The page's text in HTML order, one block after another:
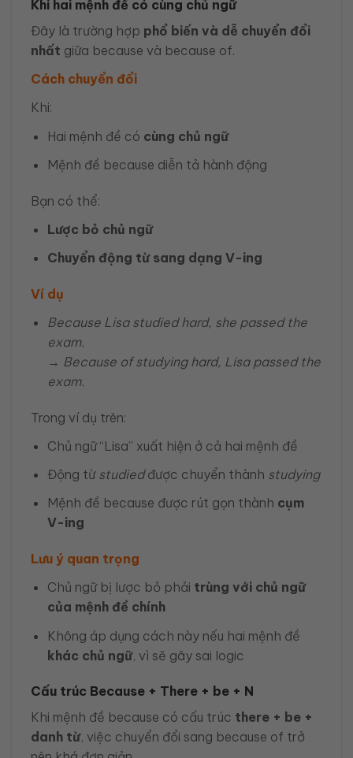
Khi hai mệnh đề có cùng chủ ngữ
Đây là trường hợp phổ biến và dễ chuyển đổi
nhất giữa because và because of.
Cách chuyển đổi
Khi:
Hai mệnh đề có cùng chủ ngữ
Mệnh đề because diễn tả hành động
Bạn có thể:
Lược bỏ chủ ngữ
Chuyển động từ sang dạng V-ing
Ví dụ
Because Lisa studied hard, she passed the
exam.
→ Because of studying hard, Lisa passed the
exam.
Trong ví dụ trên:
Chủ ngữ “Lisa” xuất hiện ở cả hai mệnh đề
Động từ studiedđược chuyển thành studying
Mệnh đề because được rút gọn thành cụm
V-ing
Lưu ý quan trọng
Chủ ngữ bị lược bỏ phải trùng với chủ ngữ
của mệnh đề chính
Không áp dụng cách này nếu hai mệnh đề
khác chủ ngữ, vì sẽ gây sai logic
Cấu trúc Because + There + be + N
Khi mệnh đề because có cấu trúc there + be +
danh từ, việc chuyển đổi sang because of trở